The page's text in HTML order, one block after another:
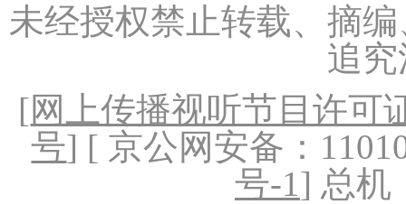
未经授权禁止转载、摘
追
[网上传播视听节目许可
号] [ 京公网安备：
号-1] 总机